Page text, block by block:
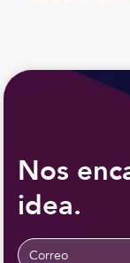
Nos
idea.